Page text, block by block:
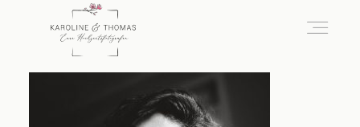
home